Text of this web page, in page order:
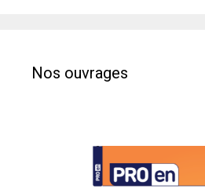
Nos ouvrages